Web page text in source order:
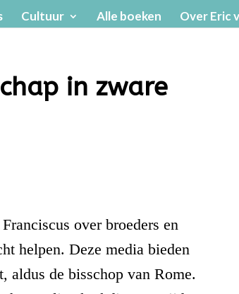
Cultuur Alle boeken Over Eric
in zware
over broeders en
helpen. Deze media bieden
aldus de bisschop van Rome.